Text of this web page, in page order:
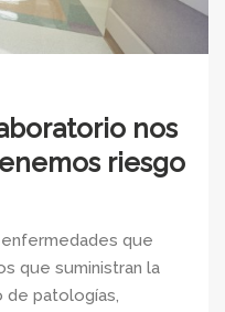
nos
riesgo
que
que suministran la
de patologías,